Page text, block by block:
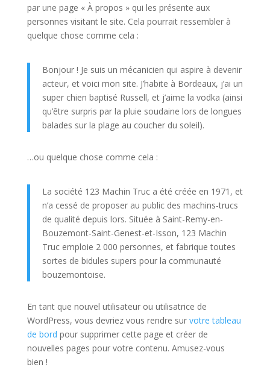
par une page « À propos » qui les présente aux
personnes visitant le site. Cela pourrait ressembler à
quelque chose comme cela :
Bonjour ! Je suis un mécanicien qui aspire à devenir
acteur, et voici mon site. J’habite à Bordeaux, j’ai un
super chien baptisé Russell, et j’aime la vodka (ainsi
qu’être surpris par la pluie soudaine lors de longues
balades sur la plage au coucher du soleil).
…ou quelque chose comme cela :
La société 123 Machin Truc a été créée en 1971, et
n’a cessé de proposer au public des machins-trucs
de qualité depuis lors. Située à Saint-Remy-en-
Bouzemont-Saint-Genest-et-Isson, 123 Machin
Truc emploie 2 000 personnes, et fabrique toutes
sortes de bidules supers pour la communauté
bouzemontoise.
En tant que nouvel utilisateur ou utilisatrice de
WordPress, vous devriez vous rendre sur votre tableau
de bord pour supprimer cette page et créer de
nouvelles pages pour votre contenu. Amusez-vous
bien !